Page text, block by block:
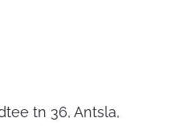
tn 36, Antsla,